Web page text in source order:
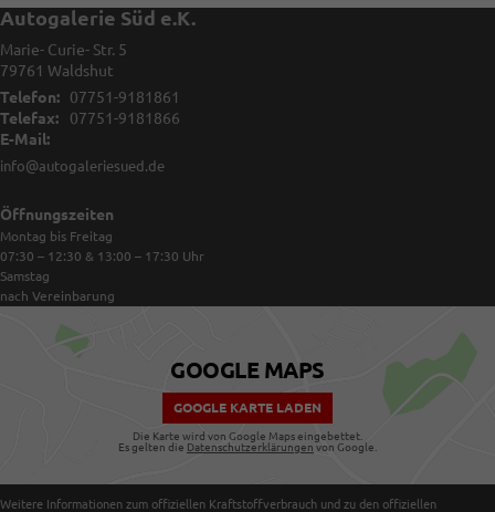
Autogalerie Süd e.K.
Marie- Curie- Str. 5
79761 Waldshut
Telefon:
07751-9181861
Telefax:
07751-9181866
E-Mail:
info@autogaleriesued.de
Öffnungszeiten
Montag bis Freitag
07:30 – 12:30 & 13:00 – 17:30 Uhr
Samstag
nach Vereinbarung
GOOGLE MAPS
GOOGLE KARTE LADEN
Die Karte wird von Google Maps eingebettet.
Es gelten die Datenschutzerklärungen von Google.
Weitere Informationen zum offiziellen Kraftstoffverbrauch und zu den offiziellen